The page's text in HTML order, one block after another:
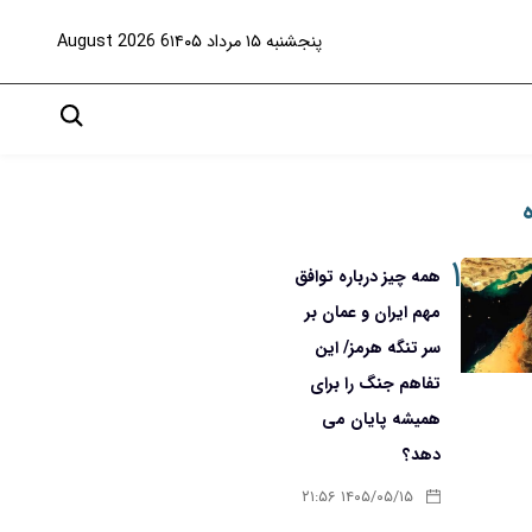
پنجشنبه ۱۵ مرداد ۱۴۰۵ 6 August 2026
۱ همه چیز درباره توافق
مهم ایران و عمان بر
سر تنگه هرمز/ این
تفاهم جنگ را برای
همیشه پایان می
دهد؟
۱۴۰۵/۰۵/۱۵ ۲۱:۵۶